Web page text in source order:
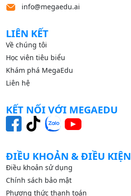
info@megaedu.ai
LIÊN KẾT
Về chúng tôi
Học viên tiêu biểu
Khám phá MegaEdu
Liên hệ
KẾT NỐI VỚI MEGAEDU
ĐIỀU KHOẢN & ĐIỀU KIỆN
Điều khoản sử dụng
Chính sách bảo mật
Phương thức thanh toán